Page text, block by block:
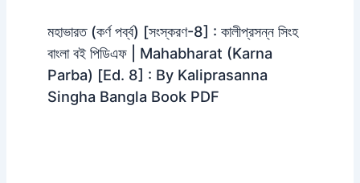
মহাভারত (কর্ণ পর্ব্ব) [সংস্করণ-8] : কালীপ্রসন্ন সিংহ
বাংলা বই পিডিএফ | Mahabharat (Karna
Parba) [Ed. 8] : By Kaliprasanna
Singha Bangla Book PDF